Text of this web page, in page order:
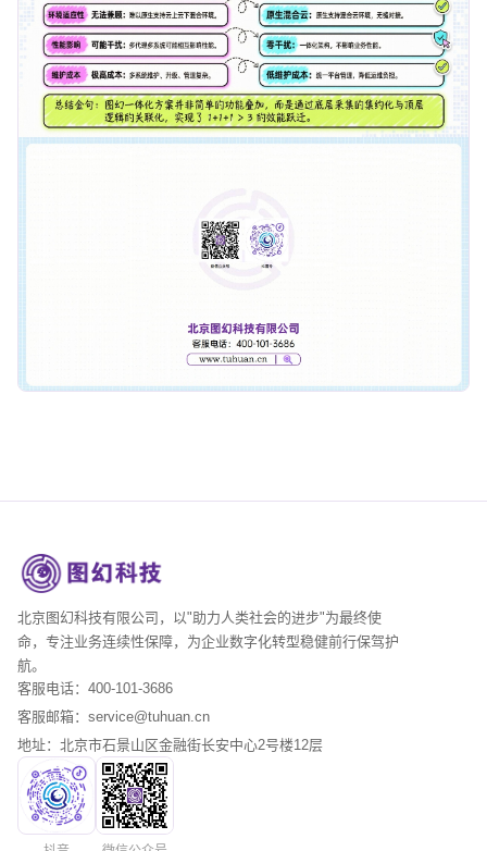
北京图幻科技有限公司，以"助力人类社会的进步"为最终使
命，专注业务连续性保障，为企业数字化转型稳健前行保驾护
航。
客服电话：400-101-3686
客服邮箱：service@tuhuan.cn
地址：北京市石景山区金融街长安中心2号楼12层